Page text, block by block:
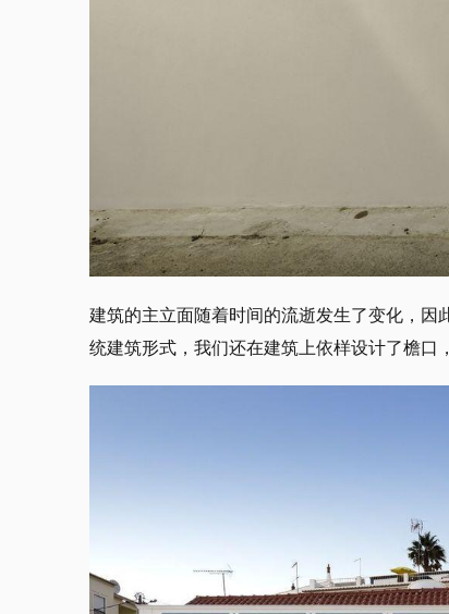
建筑的主立面随着时间的流逝发生了变化，
统建筑形式，我们还在建筑上依样设计了檐口